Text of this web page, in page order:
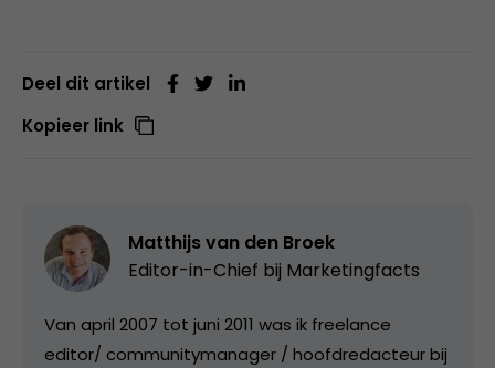
Deel dit artikel
Kopieer link
Matthijs van den Broek
Editor-in-Chief bij Marketingfacts
Van april 2007 tot juni 2011 was ik freelance
editor/ communitymanager / hoofdredacteur bij